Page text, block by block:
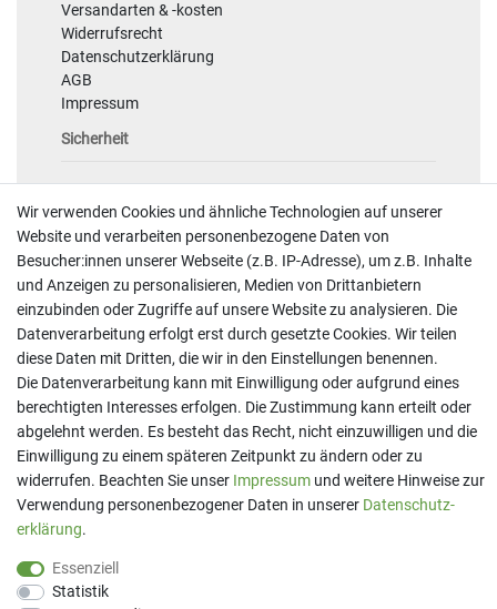
Versandarten & -kosten
Widerrufsrecht
Datenschutzerklärung
AGB
Impressum
Sicherheit
Kontakt
Telefon: 07191 - 9 33 21 80
E-Mail:
info@printaro.de
Bürozeiten
Mo - Fr 09:00 Uhr - 13:00 Uhr
Wir verwenden Cookies und ähnliche Technologien auf unserer
Website und verarbeiten personenbezogene Daten von
Besucher:innen unserer Webseite (z.B. IP-Adresse), um z.B. Inhalte
und Anzeigen zu personalisieren, Medien von Drittanbietern
einzubinden oder Zugriffe auf unsere Website zu analysieren. Die
Datenverarbeitung erfolgt erst durch gesetzte Cookies. Wir teilen
diese Daten mit Dritten, die wir in den Einstellungen benennen.
Die Datenverarbeitung kann mit Einwilligung oder aufgrund eines
berechtigten Interesses erfolgen. Die Zustimmung kann erteilt oder
abgelehnt werden. Es besteht das Recht, nicht einzuwilligen und die
Einwilligung zu einem späteren Zeitpunkt zu ändern oder zu
widerrufen. Beachten Sie unser Impressum und weitere Hinweise zur
Verwendung personenbezogener Daten in unserer Daten­schutz­
erklärung.
Essenziell
Statistik